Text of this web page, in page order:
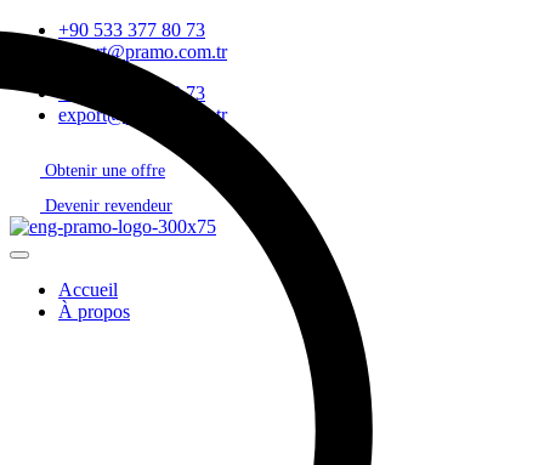
+90 533 377 80 73
export@pramo.com.tr
+90 533 377 80 73
export@pramo.com.tr
Obtenir une offre
Devenir revendeur
Accueil
À propos